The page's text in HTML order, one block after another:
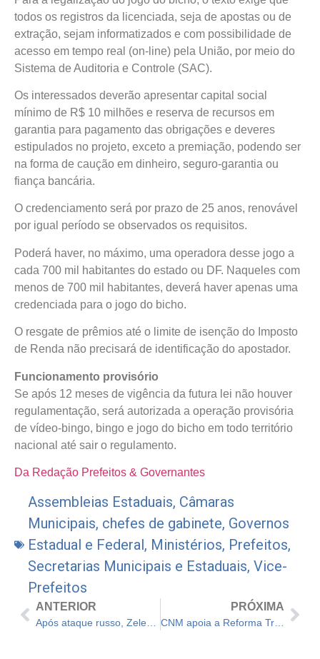
todos os registros da licenciada, seja de apostas ou de
extração, sejam informatizados e com possibilidade de
acesso em tempo real (on-line) pela União, por meio do
Sistema de Auditoria e Controle (SAC).
Os interessados deverão apresentar capital social
mínimo de R$ 10 milhões e reserva de recursos em
garantia para pagamento das obrigações e deveres
estipulados no projeto, exceto a premiação, podendo ser
na forma de caução em dinheiro, seguro-garantia ou
fiança bancária.
O credenciamento será por prazo de 25 anos, renovável
por igual período se observados os requisitos.
Poderá haver, no máximo, uma operadora desse jogo a
cada 700 mil habitantes do estado ou DF. Naqueles com
menos de 700 mil habitantes, deverá haver apenas uma
credenciada para o jogo do bicho.
O resgate de prêmios até o limite de isenção do Imposto
de Renda não precisará de identificação do apostador.
Funcionamento provisório
Se após 12 meses de vigência da futura lei não houver
regulamentação, será autorizada a operação provisória
de vídeo-bingo, bingo e jogo do bicho em todo território
nacional até sair o regulamento.
Da Redação Prefeitos & Governantes
Assembleias Estaduais, Câmaras
Municipais, chefes de gabinete, Governos
Estadual e Federal , Ministérios, Prefeitos,
Secretarias Municipais e Estaduais, Vice-
Prefeitos
ANTERIOR
Após ataque russo, Zelensky adota lei marcial, fala com Biden e diz que ucranianos vencerão
PRÓXIMA
CNM apoia a Reforma Tributária estabelecida no relatório da Proposta de Emenda à Constituição (PEC) 110/2019